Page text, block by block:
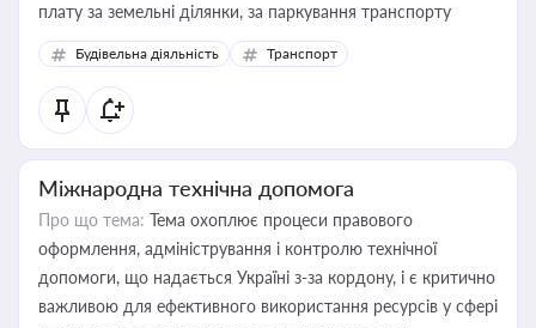
плату за земельні ділянки, за паркування транспорту
Будівельна діяльність Транспорт
Міжнародна технічна допомога
Про що тема: Тема охоплює процеси правового
оформлення, адміністрування і контролю технічної
допомоги, що надається Україні з-за кордону, і є критично
важливою для ефективного використання ресурсів у сфері